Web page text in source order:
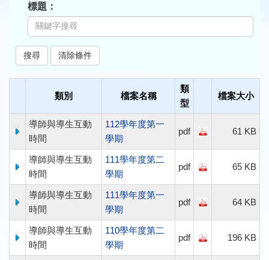
標題：
類別 檔案名稱
類
型
檔案大小
導師與導生互動
時間
112學年度第一
學期
pdf 61 KB
導師與導生互動
時間
111學年度第二
學期
pdf 65 KB
導師與導生互動
時間
111學年度第一
學期
pdf 64 KB
導師與導生互動
時間
110學年度第二
學期
pdf 196 KB